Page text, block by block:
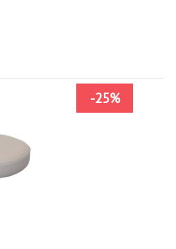
-25%